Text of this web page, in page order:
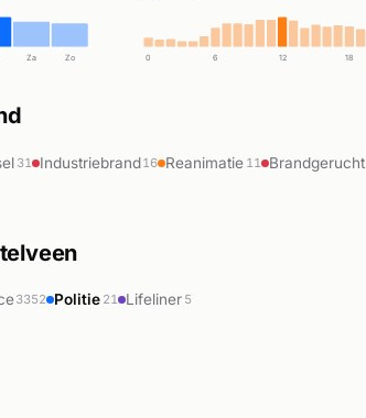
Za Zo 0 6 12 18
31 Industriebrand16 Reanimatie 11 Brandgerucht
3352 Politie 21 Lifeliner 5